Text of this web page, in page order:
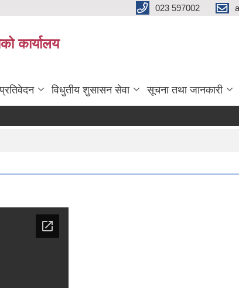
023 597002
कार्यालय
प्रतिवेदन विधुतीय शुसासन सेवा सूचना तथा जानकारी